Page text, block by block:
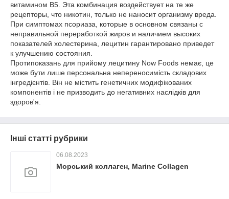
витамином В5. Эта комбинация воздействует на те же
рецепторы, что никотин, только не наносит организму вреда.
При симптомах псориаза, которые в основном связаны с
неправильной переработкой жиров и наличием высоких
показателей холестерина, лецитин гарантировано приведет
к улучшению состояния.
Протипоказань для прийому лецитину Now Foods немає, це
може бути лише персональна непереносимість складових
інгредієнтів. Він не містить генетичних модифікованих
компонентів і не призводить до негативних наслідків для
здоров'я.
Інші статті рубрики
06.08.2023
Морський коллаген, Marine Collagen